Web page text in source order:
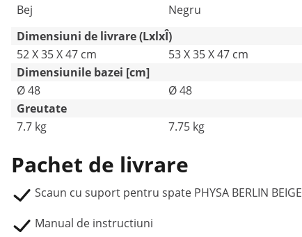
Bej
Negru
Dimensiuni de livrare (LxlxÎ)
52 X 35 X 47 cm
53 X 35 X 47 cm
Dimensiunile bazei [cm]
Ø 48
Ø 48
Greutate
7.7 kg
7.75 kg
Pachet de livrare
Scaun cu suport pentru spate PHYSA BERLIN BEIGE
Manual de instructiuni